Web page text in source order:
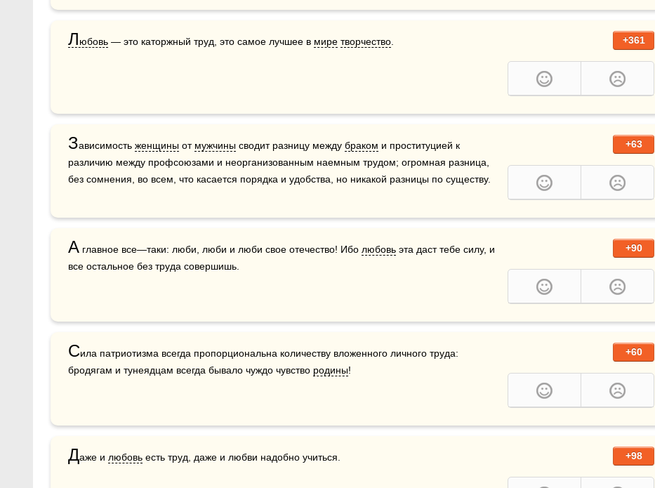
+361
Любовь — это каторжный труд, это самое лучшее в мире творчество
+63
Зависимость женщины от мужчины сводит разницу между браком и проституцией к
различию между профсоюзами и неорганизованным наемным трудом; огромная разница,
без сомнения, во всем, что касается порядка и удобства, но никакой разницы по существу.
+90
А главное все—таки: люби, люби и люби свое отечество! Ибо любовь эта даст тебе силу, и
все остальное без труда совершишь.
+60
Сила патриотизма всегда пропорциональна количеству вложенного личного труда:
бродягам и тунеядцам всегда бывало чуждо чувство родины!
+98
Даже и любовь есть труд, даже и любви надобно учиться.